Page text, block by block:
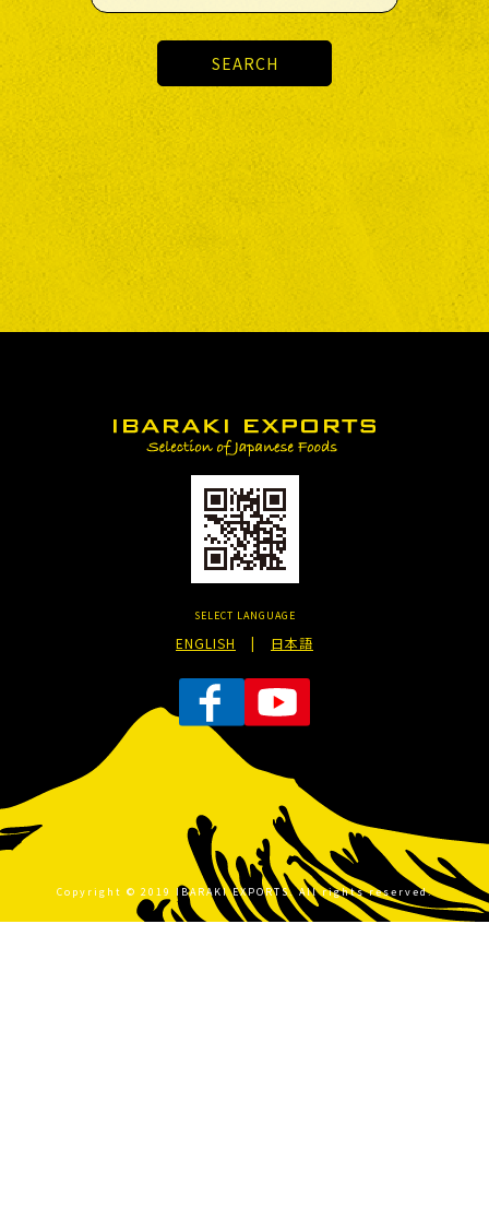
SELECT LANGUAGE
ENGLISH | 日本語
Copyright © 2019 IBARAKI EXPORTS. All rights reserved.